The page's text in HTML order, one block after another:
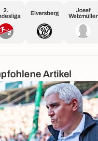
2.
Elversberg
Josef
Welzmüller
Artikel